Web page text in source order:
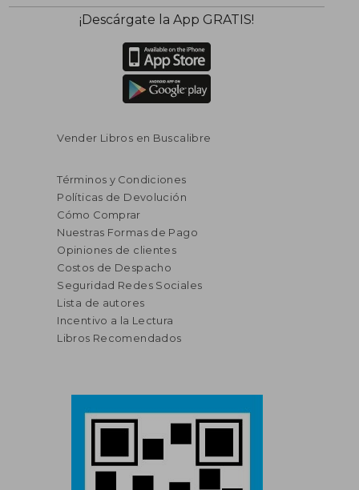
¡Descárgate la App GRATIS!
Vender Libros en Buscalibre
Términos y Condiciones
Políticas de Devolución
Cómo Comprar
Nuestras Formas de Pago
Opiniones de clientes
Costos de Despacho
Seguridad Redes Sociales
Lista de autores
Incentivo a la Lectura
Libros Recomendados